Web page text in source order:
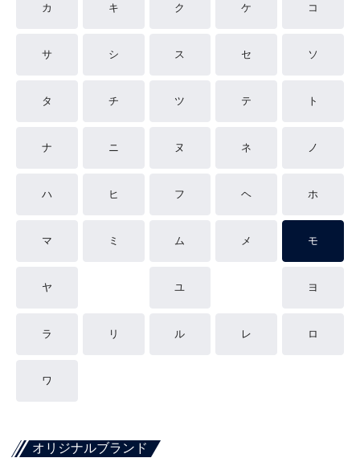
カ キ ク ケ コ
サ シ ス セ ソ
タ チ ツ テ ト
ナ ニ ヌ ネ ノ
ハ ヒ フ ヘ ホ
マ ミ ム メ モ
ヤ ユ ヨ
ラ リ ル レ ロ
ワ
オリジナルブランド